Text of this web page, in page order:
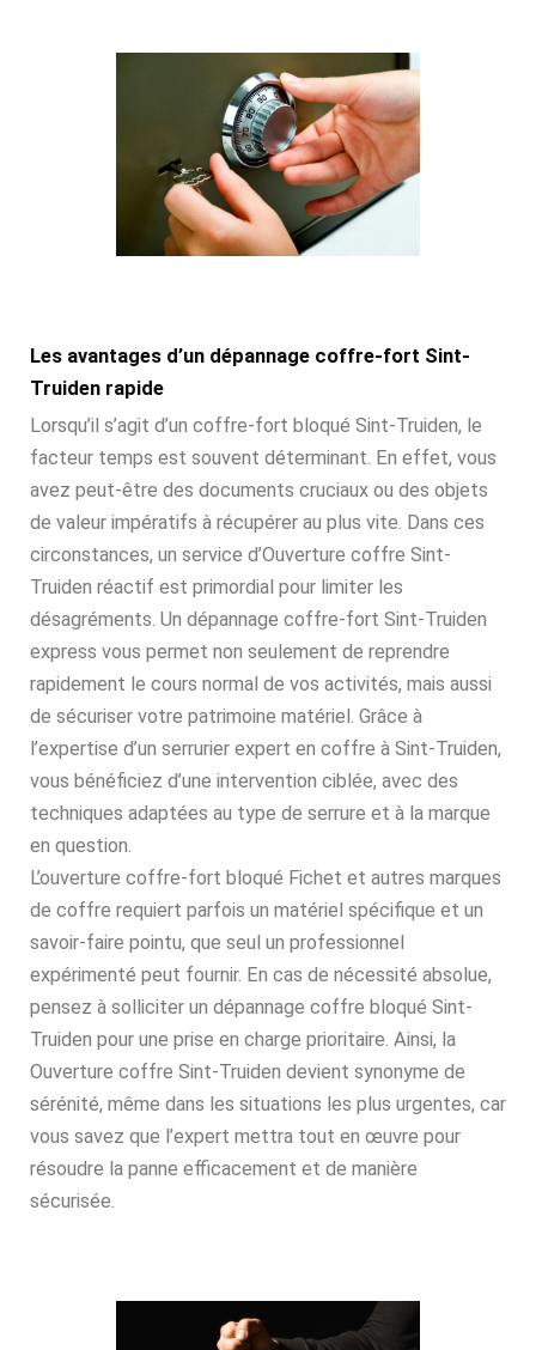
Les avantages d’un dépannage coffre-fort Sint-
Truiden rapide
Lorsqu’il s’agit d’un coffre-fort bloqué Sint-Truiden, le
facteur temps est souvent déterminant. En effet, vous
avez peut-être des documents cruciaux ou des objets
de valeur impératifs à récupérer au plus vite. Dans ces
circonstances, un service d’Ouverture coffre Sint-
Truiden réactif est primordial pour limiter les
désagréments. Un dépannage coffre-fort Sint-Truiden
express vous permet non seulement de reprendre
rapidement le cours normal de vos activités, mais aussi
de sécuriser votre patrimoine matériel. Grâce à
l’expertise d’un serrurier expert en coffre à Sint-Truiden,
vous bénéficiez d’une intervention ciblée, avec des
techniques adaptées au type de serrure et à la marque
en question.
L’ouverture coffre-fort bloqué Fichet et autres marques
de coffre requiert parfois un matériel spécifique et un
savoir-faire pointu, que seul un professionnel
expérimenté peut fournir. En cas de nécessité absolue,
pensez à solliciter un dépannage coffre bloqué Sint-
Truiden pour une prise en charge prioritaire. Ainsi, la
Ouverture coffre Sint-Truiden devient synonyme de
sérénité, même dans les situations les plus urgentes, car
vous savez que l’expert mettra tout en œuvre pour
résoudre la panne efficacement et de manière
sécurisée.